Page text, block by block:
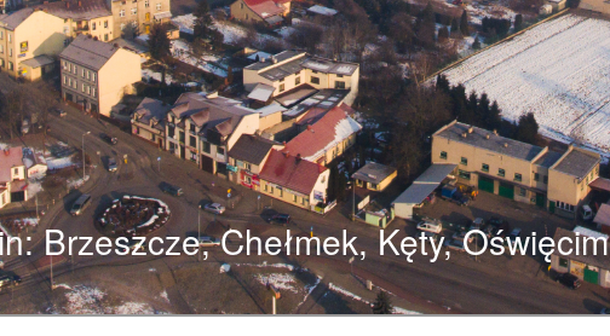
Brzeszcze, Chełmek, Kęty, Oświęcim